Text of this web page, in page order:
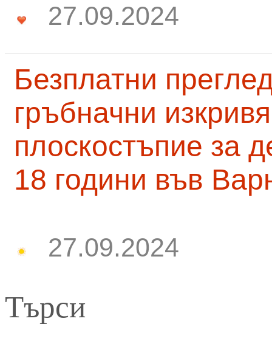
27.09.2024
Безплатни
гръбначни
плоскостъпие за
18 години във
27.09.2024
Търси